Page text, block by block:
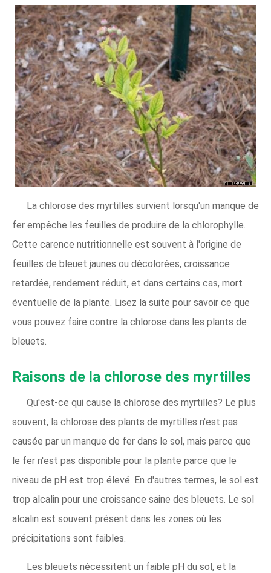
La chlorose des myrtilles survient lorsqu'un manque de
fer empêche les feuilles de produire de la chlorophylle.
Cette carence nutritionnelle est souvent à l'origine de
feuilles de bleuet jaunes ou décolorées, croissance
retardée, rendement réduit, et dans certains cas, mort
éventuelle de la plante. Lisez la suite pour savoir ce que
vous pouvez faire contre la chlorose dans les plants de
bleuets.
Raisons de la chlorose des myrtilles
Qu'est-ce qui cause la chlorose des myrtilles? Le plus
souvent, la chlorose des plants de myrtilles n'est pas
causée par un manque de fer dans le sol, mais parce que
le fer n'est pas disponible pour la plante parce que le
niveau de pH est trop élevé. En d'autres termes, le sol est
trop alcalin pour une croissance saine des bleuets. Le sol
alcalin est souvent présent dans les zones où les
précipitations sont faibles.
Les bleuets nécessitent un faible pH du sol, et la